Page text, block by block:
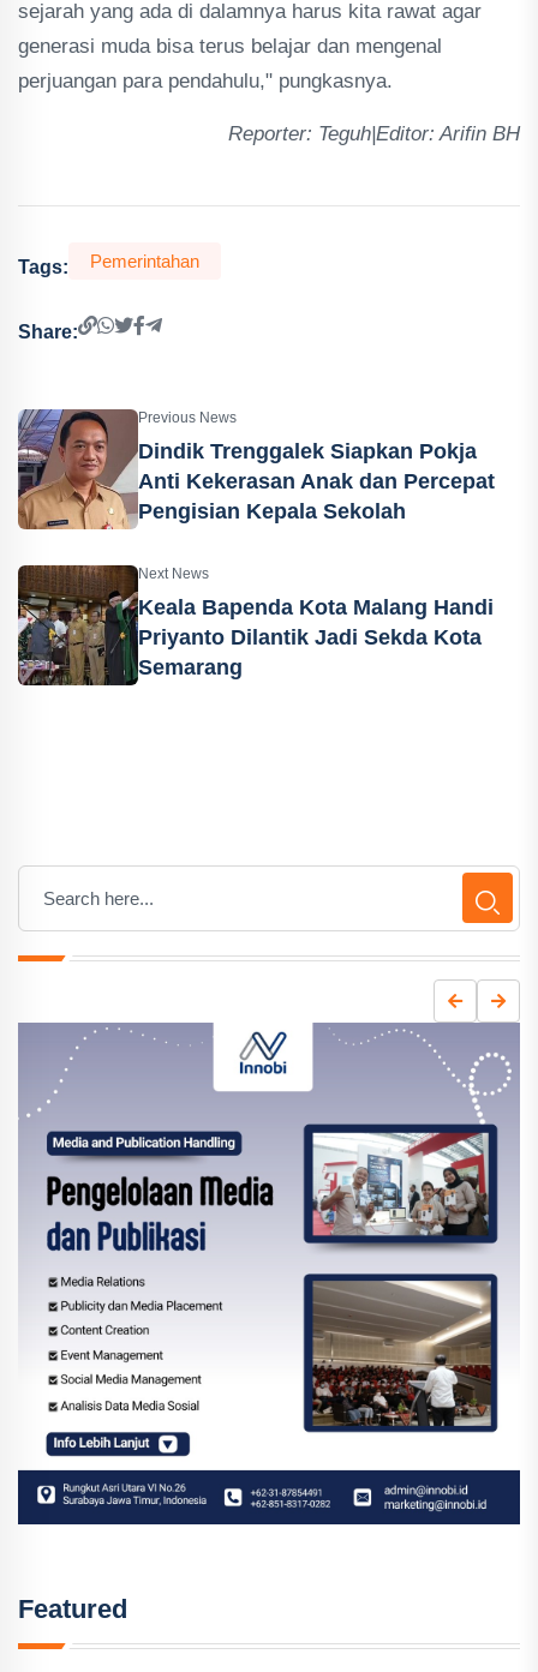
sejarah yang ada di dalamnya harus kita rawat agar
generasi muda bisa terus belajar dan mengenal
perjuangan para pendahulu," pungkasnya.
Reporter: Teguh|Editor: Arifin BH
Tags: Pemerintahan
Share:
Previous News
Dindik Trenggalek Siapkan Pokja
Anti Kekerasan Anak dan Percepat
Pengisian Kepala Sekolah
Next News
Keala Bapenda Kota Malang Handi
Priyanto Dilantik Jadi Sekda Kota
Semarang
Featured